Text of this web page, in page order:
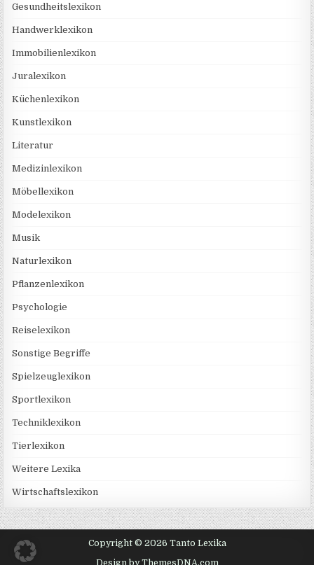
Gesundheitslexikon
Handwerklexikon
Immobilienlexikon
Juralexikon
Küchenlexikon
Kunstlexikon
Literatur
Medizinlexikon
Möbellexikon
Modelexikon
Musik
Naturlexikon
Pflanzenlexikon
Psychologie
Reiselexikon
Sonstige Begriffe
Spielzeuglexikon
Sportlexikon
Techniklexikon
Tierlexikon
Weitere Lexika
Wirtschaftslexikon
Copyright © 2026 Tanto Lexika
Design by ThemesDNA.com